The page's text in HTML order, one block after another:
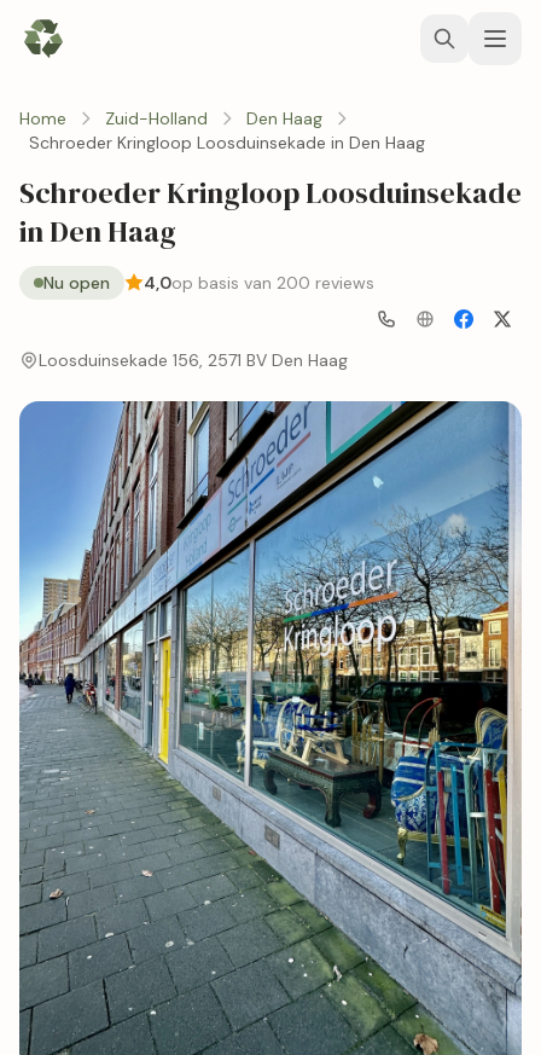
Home Zuid-Holland
Den Haag
Schroeder Kringloop Loosduinsekade in Den Haag
Schroeder Kringloop Loosduinsekade
in Den Haag
Nu open 4,0op basis van 200 reviews
Loosduinsekade 156, 2571 BV Den Haag